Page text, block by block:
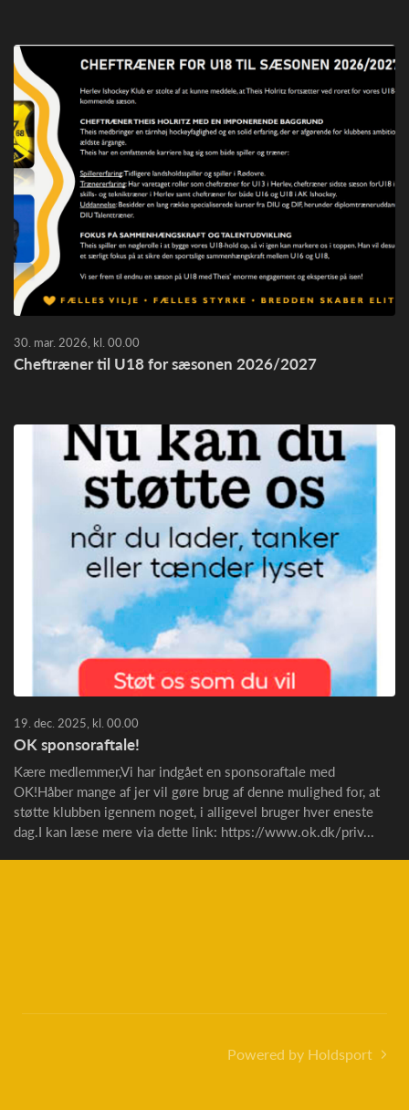
30. mar. 2026, kl. 00.00
Cheftræner til U18 for sæsonen 2026/2027
19. dec. 2025, kl. 00.00
OK sponsoraftale!
Kære medlemmer,Vi har indgået en sponsoraftale med
OK!Håber mange af jer vil gøre brug af denne mulighed for, at
støtte klubben igennem noget, i alligevel bruger hver eneste
dag.I kan læse mere via dette link: https://www.ok.dk/priv...
Powered by Holdsport